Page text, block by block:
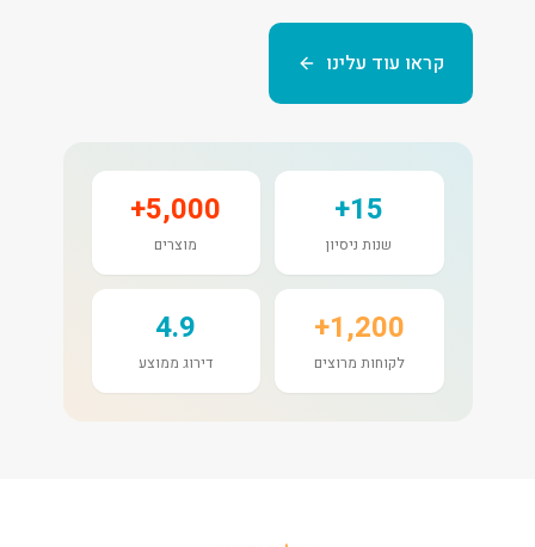
קראו עוד עלינו
15+
שנות ניסיון
5,000+
מוצרים
1,200+
לקוחות מרוצים
4.9
דירוג ממוצע